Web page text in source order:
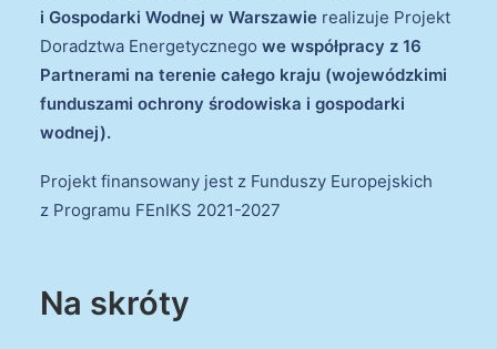
i Gospodarki Wodnej w Warszawie realizuje Projekt
Doradztwa Energetycznego we współpracy z 16
Partnerami na terenie całego kraju (wojewódzkimi
funduszami ochrony środowiska i gospodarki
wodnej).
Projekt finansowany jest z Funduszy Europejskich
z Programu FEnIKS 2021-2027
Na skróty